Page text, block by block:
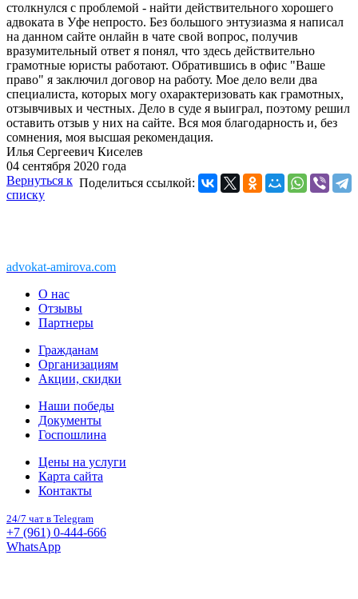
столкнулся с проблемой - найти действительного хорошего
адвоката в Уфе непросто. Без большого энтузиазма я написал
на данном сайте онлайн в чате свой вопрос, получив
вразумительный ответ я понял, что здесь действительно
грамотные юристы работают. Обратившись в офис "Ваше
право" я заключил договор на работу. Мое дело вели два
специалиста, которых могу охарактеризовать как грамотных,
отзывчивых и честных. Дело в суде я выиграл, поэтому решил
оставить отзыв у них на сайте. Вся моя благодарность и, без
сомнения, моя высшая рекомендация.
Илья Сергеевич Киселев
04 сентября 2020 года
Поделиться ссылкой:
Вернуться к
списку
advokat-amirova.com
О нас
Отзывы
Партнеры
Гражданам
Организациям
Акции, скидки
Наши победы
Документы
Госпошлина
Цены на услуги
Карта сайта
Контакты
24/7 чат в Telegram
+7 (961) 0-444-666
WhatsApp